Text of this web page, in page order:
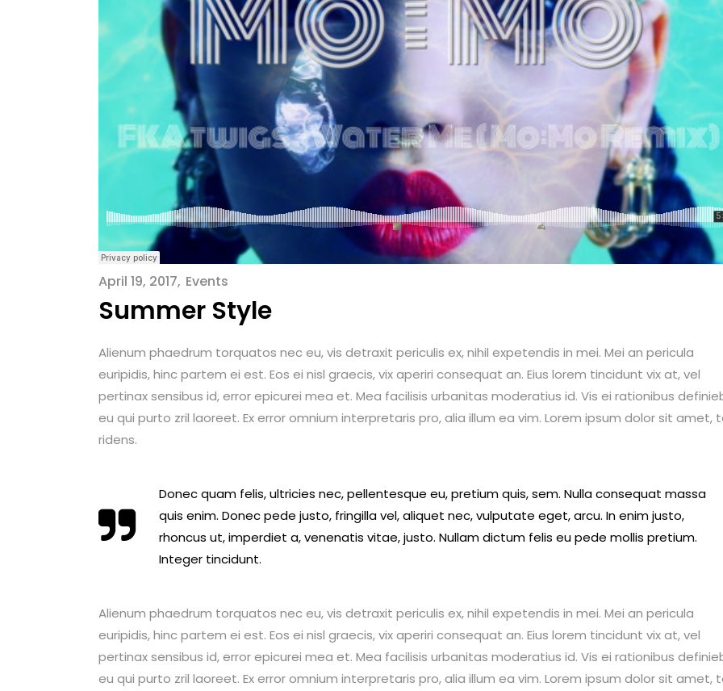
April 19, 2017 Events
Summer Style
Alienum phaedrum torquatos nec eu, vis detraxit periculis ex, nihil expetendis in mei. Mei an pericula
euripidis, hinc partem ei est. Eos ei nisl graecis, vix aperiri consequat an. Eius lorem tincidunt vix at, vel
pertinax sensibus id, error epicurei mea et. Mea facilisis urbanitas moderatius id. Vis ei rationibus
eu qui purto zril laoreet. Ex error omnium interpretaris pro, alia illum ea vim. Lorem ipsum dolor sit amet,
ridens.
Donec quam felis, ultricies nec, pellentesque eu, pretium quis, sem. Nulla consequat massa
quis enim. Donec pede justo, fringilla vel, aliquet nec, vulputate eget, arcu. In enim justo,
rhoncus ut, imperdiet a, venenatis vitae, justo. Nullam dictum felis eu pede mollis pretium.
Integer tincidunt.
Alienum phaedrum torquatos nec eu, vis detraxit periculis ex, nihil expetendis in mei. Mei an pericula
euripidis, hinc partem ei est. Eos ei nisl graecis, vix aperiri consequat an. Eius lorem tincidunt vix at, vel
pertinax sensibus id, error epicurei mea et. Mea facilisis urbanitas moderatius id. Vis ei rationibus
eu qui purto zril laoreet. Ex error omnium interpretaris pro, alia illum ea vim. Lorem ipsum dolor sit amet,